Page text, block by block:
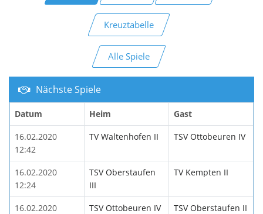
Kreuztabelle
Alle Spiele
Nächste Spiele
Datum Heim Gast
16.02.2020
12:42
TV Waltenhofen II TSV Ottobeuren IV
16.02.2020
12:24
TSV Oberstaufen
III
TV Kempten II
16.02.2020
TSV Ottobeuren IV TSV Oberstaufen II